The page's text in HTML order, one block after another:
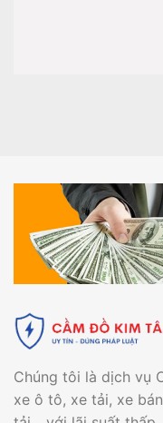
Chúng tôi là dịch vụ
xe ô tô, xe tải, xe